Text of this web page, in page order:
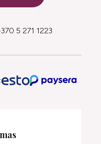
5 271 1223